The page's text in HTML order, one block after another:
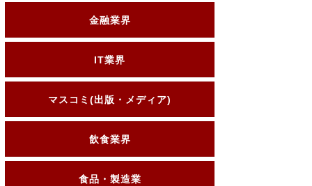
金融業界
IT業界
マスコミ(出版・メディア)
飲食業界
食品・製造業